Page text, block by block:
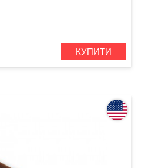
КУПИТИ